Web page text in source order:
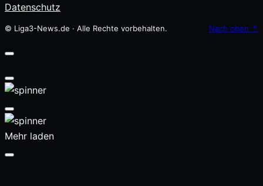
Datenschutz
© Liga3-News.de · Alle Rechte vorbehalten. Nach oben ↑
Mehr laden